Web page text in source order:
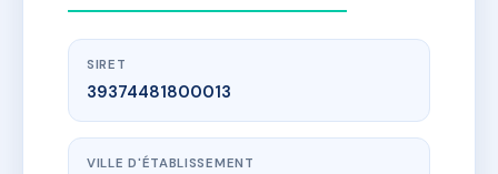
SIRET
39374481800013
VILLE D'ÉTABLISSEMENT